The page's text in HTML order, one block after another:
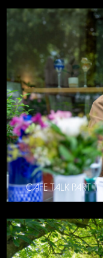
CAFE TALK PART 11